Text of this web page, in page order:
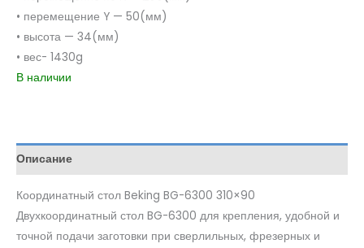
• перемещение Y — 50(мм)
• высота — 34(мм)
• вес- 1430g
В наличии
Описание
Координатный стол Beking BG-6300 310×90
Двухкоординатный стол BG-6300 для крепления, удобной и
точной подачи заготовки при сверлильных, фрезерных и